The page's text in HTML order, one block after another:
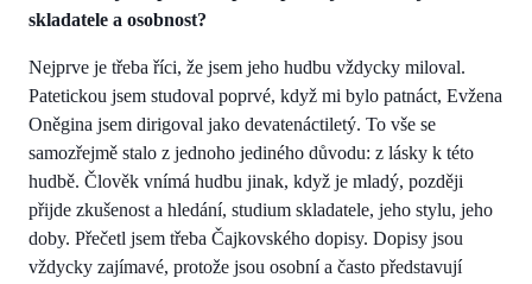
skladatele a osobnost?
Nejprve je třeba říci, že jsem jeho hudbu vždycky miloval.
Patetickou jsem studoval poprvé, když mi bylo patnáct, Evžena
Oněgina jsem dirigoval jako devatenáctiletý. To vše se
samozřejmě stalo z jednoho jediného důvodu: z lásky k této
hudbě. Člověk vnímá hudbu jinak, když je mladý, později
přijde zkušenost a hledání, studium skladatele, jeho stylu, jeho
doby. Přečetl jsem třeba Čajkovského dopisy. Dopisy jsou
vždycky zajímavé, protože jsou osobní a často představují